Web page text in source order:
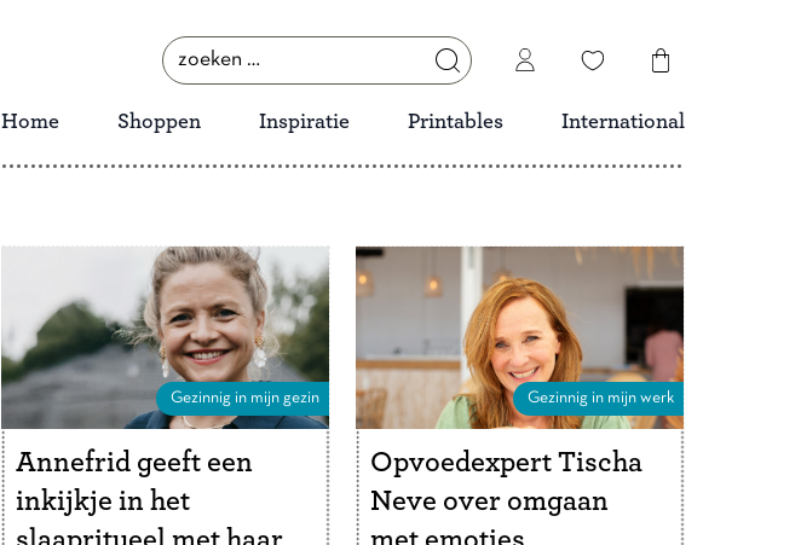
zoeken
naar:
Home Shoppen Inspiratie Printables International
Gezinnig in mijn gezin
Annefrid geeft een
inkijkje in het
Gezinnig in mijn werk
Opvoedexpert Tischa
Neve over omgaan